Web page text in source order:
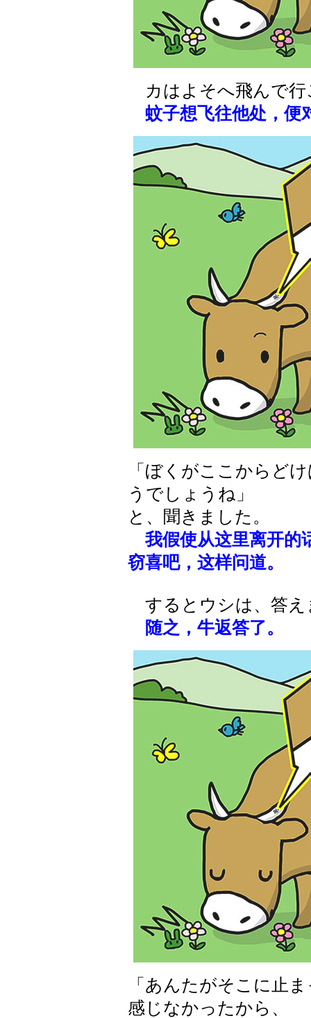
カはよそへ飛んで行
蚊子想飞往他处，便
「ぼくがここからど
うでしょうね」
と、聞きました。
我假使从这里离开的
窃喜吧，这样问道。
するとウシは、答え
随之，牛返答了。
「あんたがそこに止
感じなかったから、